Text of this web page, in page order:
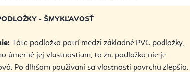
- ŠMYKĽAVOSŤ
Táto podložka patrí medzi základné PVC podložky,
úmerné jej vlastnostiam, to zn. podložka nie je
Po dlhšom používaní sa vlastnosti povrchu zlepšia.